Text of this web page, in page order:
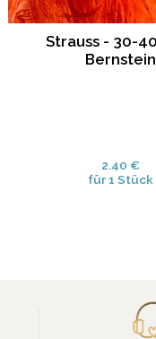
Strauss - 30-
Bernstein
2.40 €
für 1 Stück